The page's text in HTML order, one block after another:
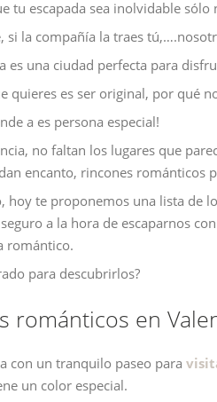
tu escapada sea inolvidable
si la compañía la traes
es una ciudad perfecta para
quieres es ser original, por qué
a es persona especial!
no faltan los lugares que
encanto, rincones románticos
hoy te proponemos una lista de
a la hora de escaparnos
romántico.
para descubrirlos?
románticos en
con un tranquilo paseo para
un color especial.